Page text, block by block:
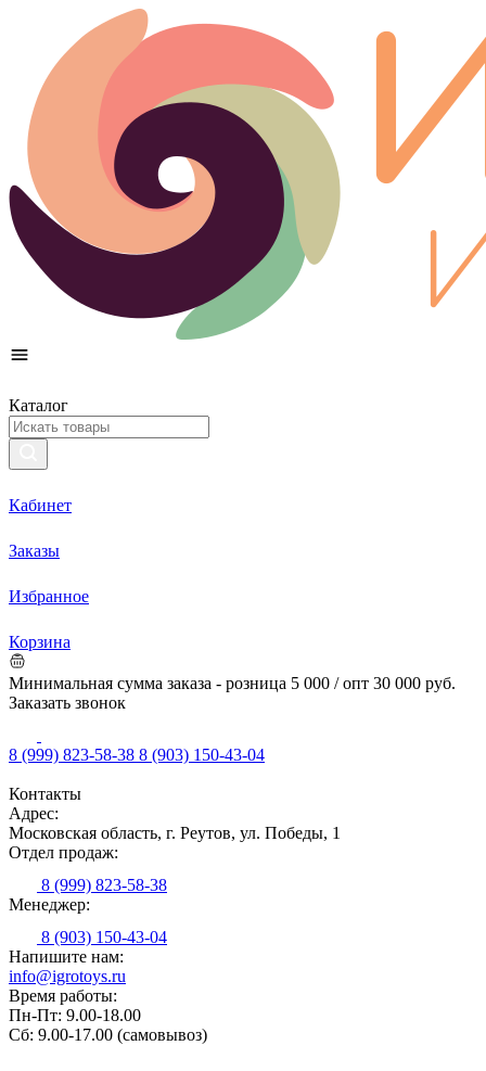
Каталог
Кабинет
Заказы
Избранное
Корзина
Минимальная сумма заказа - розница 5 000 / опт 30 000 руб.
Заказать звонок
8 (999) 823-58-38 8 (903) 150-43-04
Контакты
Адрес:
Московская область, г. Реутов, ул. Победы, 1
Отдел продаж:
8 (999) 823-58-38
Менеджер:
8 (903) 150-43-04
Напишите нам:
info@igrotoys.ru
Время работы:
Пн-Пт: 9.00-18.00
Сб: 9.00-17.00 (самовывоз)